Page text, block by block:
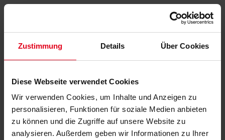
Zustimmung Details Über Cookies
Diese Webseite verwendet Cookies
Wir verwenden Cookies, um Inhalte und Anzeigen zu
personalisieren, Funktionen für soziale Medien anbieten
zu können und die Zugriffe auf unsere Website zu
analysieren. Außerdem geben wir Informationen zu Ihrer